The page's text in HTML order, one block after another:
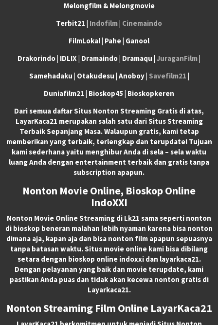
Melongfilm & Melongmovie
Terbit21 | Indofilm| Cinemaindo
FilmLokal | Pahe | Ganool
Drakorindo | IDLIX | Dramaindo | Dramaqu | JuraganFilm|
Samehadaku | Otakudesu | Anoboy | Savefilm21 |
Duniafilm21 | Bioskop45 | Bioskopkeren
Dari semua daftar Situs Nonton Streaming Gratis di atas,
LayarKaca21 merupakan salah satu dari Situs Streaming
Terbaik Sepanjang Masa. Walaupun gratis, kami tetap
memberikan yang terbaik, terlengkap dan terupdate! Tujuan
kami sederhana yaitu menghibur Anda di sela – sela waktu
luang Anda dengan entertainment terbaik dan gratis tanpa
subscription apapun.
Nonton Movie Online, Bioskop Online
IndoXXI
Nonton Movie Online Streaming di Lk21 sama seperti nonton
di bioskop beneran malahan lebih nyaman karena bisa nonton
dimana aja, kapan aja dan bisa nonton film apapun sepuasnya
tanpa batasan waktu. Situs movie online kami bisa dibilang
setara dengan bioskop online indoxxi dan layarkaca21.
Dengan pelayanan yang baik dan movie terupdate, kami
pastikan Anda puas dan tidak akan kecewa nonton gratis di
Layarkaca21.
Nonton Streaming Film Online LayarKaca21